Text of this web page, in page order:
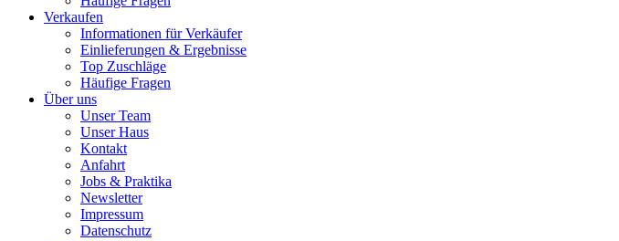
Verkaufen
Informationen für Verkäufer
Einlieferungen & Ergebnisse
Top Zuschläge
Häufige Fragen
Über uns
Unser Team
Unser Haus
Kontakt
Anfahrt
Jobs & Praktika
Newsletter
Impressum
Datenschutz